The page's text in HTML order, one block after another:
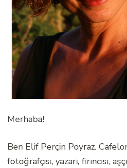
Merhaba!
Ben Elif Perçin Poyraz.
fotoğrafçısı, yazarı, fırıncısı,